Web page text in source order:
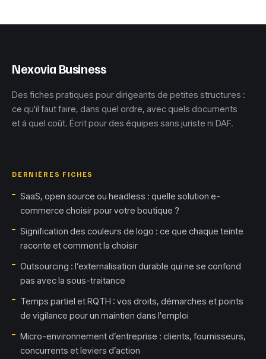
sécurisez votre
croissance
Nexovia Business
Des fiches pratiques pour dirigeants de petites structures :
ce qu'il faut faire, dans quel ordre, avec quels documents
et à quel coût. Écrit pour des équipes sans juriste ni DAF.
DERNIÈRES FICHES
SaaS, open source ou headless : quelle solution e-
commerce choisir pour votre boutique ?
Signification des couleurs de logo : ce que chaque teinte
raconte et comment la choisir
Outsourcing : l’externalisation durable qui ne se confond
pas avec la sous-traitance
Temps partiel et RQTH : vos droits, démarches et points
de vigilance pour un maintien dans l'emploi
Micro-environnement d’entreprise : clients, fournisseurs,
concurrents et leviers d’action